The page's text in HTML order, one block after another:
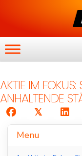
AKTIE IM FOKUS:
ANHALTENDE
𝕏
Menu